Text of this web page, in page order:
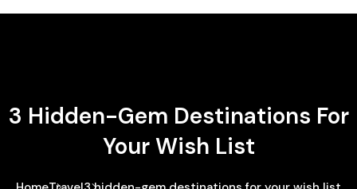
3 Hidden-Gem Destinations For
Your Wish List